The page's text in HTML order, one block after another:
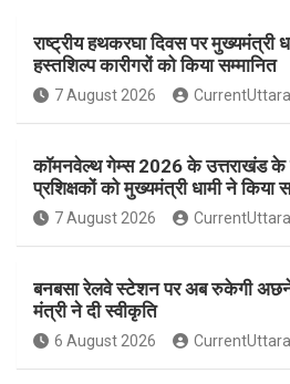
राष्ट्रीय हथकरघा दिवस पर
हस्तशिल्प कारीगरों को किया सम्मानित
7 August 2026
कॉमनवेल्थ गेम्स 2026 के उत्तराखंड
प्रशिक्षकों को मुख्यमंत्री धामी ने किया
7 August 2026
बनबसा रेलवे स्टेशन पर अब रुकेगी
मंत्री ने दी स्वीकृति
6 August 2026